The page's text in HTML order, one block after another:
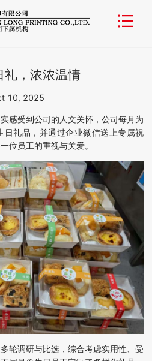
礼，浓浓温情
10, 2025
感受到公司的人文关怀，公司每月为
日礼品，并通过企业微信送上专属祝
位员工的重视与关爱。
轮调研与比选，综合考虑实用性、受